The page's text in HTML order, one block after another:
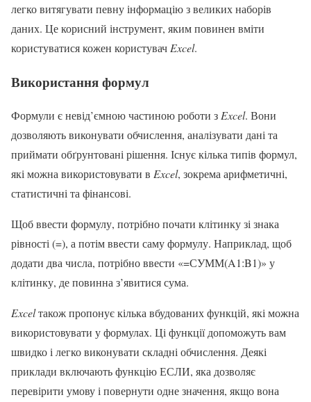
легко витягувати певну інформацію з великих наборів
даних. Це корисний інструмент, яким повинен вміти
користуватися кожен користувач Excel.
Використання формул
Формули є невід’ємною частиною роботи зExcel. Вони
дозволяють виконувати обчислення, аналізувати дані та
приймати обґрунтовані рішення. Існує кілька типів формул,
які можна використовувати в Excel, зокрема арифметичні,
статистичні та фінансові.
Щоб ввести формулу, потрібно почати клітинку зі знака
рівності (=), а потім ввести саму формулу. Наприклад, щоб
додати два числа, потрібно ввести «=СУММ(A1:B1)» у
клітинку, де повинна з’явитися сума.
Excelтакож пропонує кілька вбудованих функцій, які можна
використовувати у формулах. Ці функції допоможуть вам
швидко і легко виконувати складні обчислення. Деякі
приклади включають функцію ЕСЛИ, яка дозволяє
перевірити умову і повернути одне значення, якщо вона